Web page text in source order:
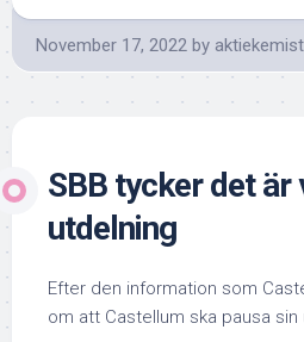
November 17, 2022 by
SBB tycker det
utdelning
Efter den information som
om att Castellum ska pausa sin